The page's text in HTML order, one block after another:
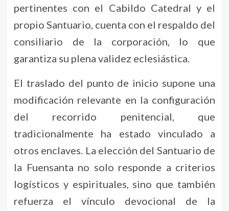
pertinentes con el Cabildo Catedral y el
propio Santuario, cuenta con el respaldo del
consiliario de la corporación, lo que
garantiza su plena validez eclesiástica.
El traslado del punto de inicio supone una
modificación relevante en la configuración
del recorrido penitencial, que
tradicionalmente ha estado vinculado a
otros enclaves. La elección del Santuario de
la Fuensanta no solo responde a criterios
logísticos y espirituales, sino que también
refuerza el vínculo devocional de la